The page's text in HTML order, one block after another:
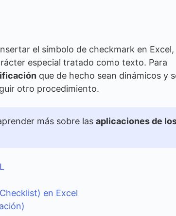
el símbolo de checkmark en Excel,
especial tratado como texto. Para
que de hecho sean dinámicos y
otro procedimiento.
más sobre las aplicaciones de
en Excel